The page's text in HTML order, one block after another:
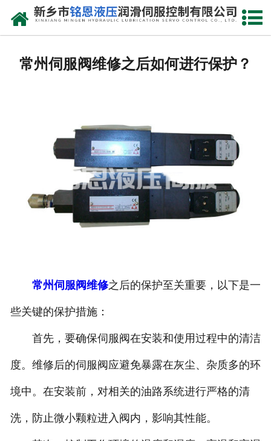
网站首页
资质荣誉
维修现场
售后服务
常州伺服阀维修之后如何进行保护？
常州伺服阀维修之后的保护至关重要，以下是一
些关键的保护措施：
首先，要确保伺服阀在安装和使用过程中的清洁
度。维修后的伺服阀应避免暴露在灰尘、杂质多的环
境中。在安装前，对相关的油路系统进行严格的清
洗，防止微小颗粒进入阀内，影响其性能。